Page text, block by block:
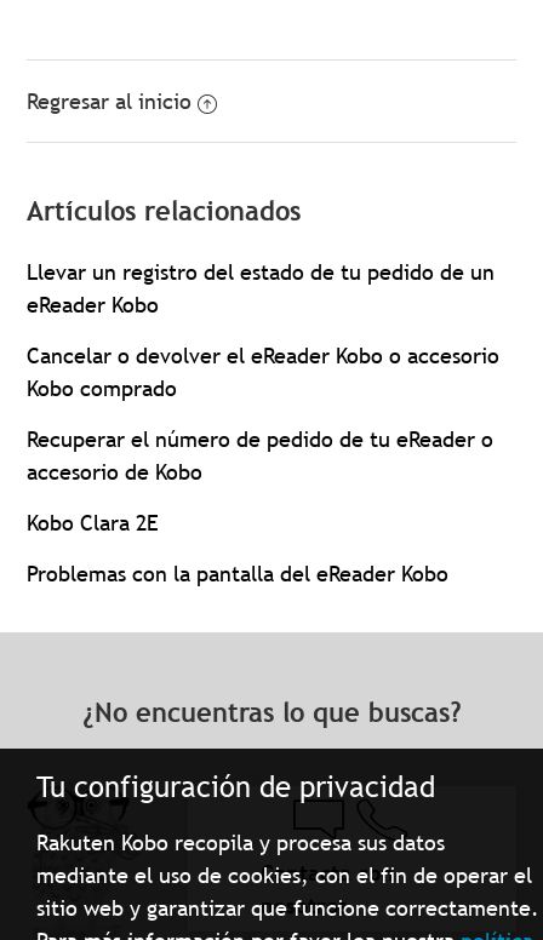
Tu configuración de privacidad
Rakuten Kobo recopila y procesa sus datos
mediante el uso de cookies, con el fin de operar el
sitio web y garantizar que funcione correctamente.
Regresar al inicio
Artículos relacionados
Llevar un registro del estado de tu pedido de un
eReader Kobo
Cancelar o devolver el eReader Kobo o accesorio
Kobo comprado
Recuperar el número de pedido de tu eReader o
accesorio de Kobo
Kobo Clara 2E
Problemas con la pantalla del eReader Kobo
¿No encuentras lo que buscas?
Contacta con
nosotros